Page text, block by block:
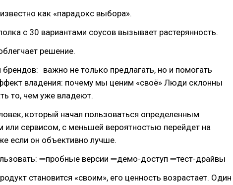
как «парадокс выбора».
с 30 вариантами соусов вызывает растерянность.
решение.
важно не только предлагать, но и помогать
владения: почему мы ценим «своё» Люди склонны
то, чем уже владеют.
который начал пользоваться определенным
или сервисом, с меньшей вероятностью перейдет на
если он объективно лучше.
➖пробные версии ➖демо-доступ ➖тест-драйвы
становится «своим», его ценность возрастает. Один